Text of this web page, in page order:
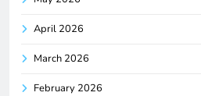
April 2026
March 2026
February 2026